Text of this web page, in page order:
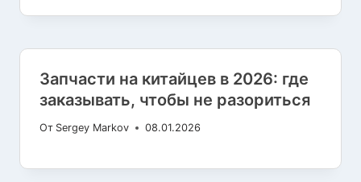
Запчасти на китайцев в 2026: где
заказывать, чтобы не разориться
От Sergey Markov 08.01.2026